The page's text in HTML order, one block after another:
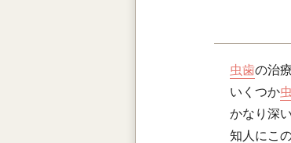
虫歯の治
いくつか
かなり深
知人にこ